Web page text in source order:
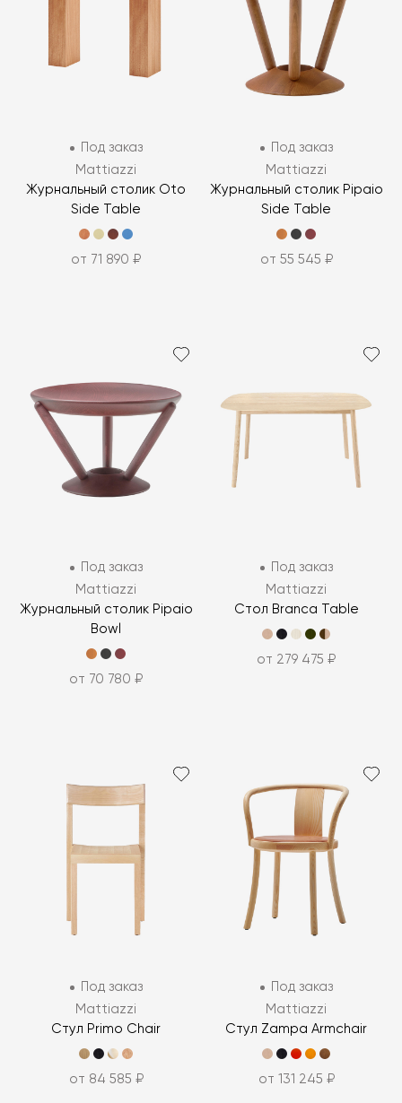
Под заказ
Mattiazzi
Журнальный столик Oto
Side Table
от 71 890 ₽
Под заказ
Mattiazzi
Журнальный столик Pipaio
Side Table
от 55 545 ₽
Под заказ
Mattiazzi
Журнальный столик Pipaio
Bowl
от 70 780 ₽
Под заказ
Mattiazzi
Стол Branca Table
от 279 475 ₽
Под заказ
Mattiazzi
Стул Primo Chair
от 84 585 ₽
Под заказ
Mattiazzi
Стул Zampa Armchair
от 131 245 ₽